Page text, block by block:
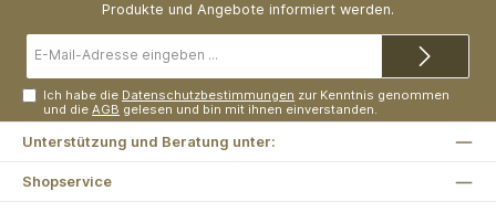
Produkte und Angebote informiert werden.
Mail-
Ich habe die Datenschutzbestimmungen zur Kenntnis genommen
und dieAGB gelesen und bin mit ihnen einverstanden.
Unterstützung und Beratung unter:
Shopservice